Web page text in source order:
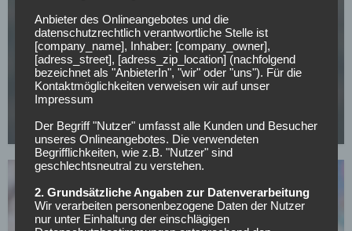
FC BAYERN MÜNCHEN
CL-Sieg und dann weg? PSG-Star im Visier von
europäischen Topklubs
08.05.2026
Anbieter des Onlineangebotes und die
datenschutzrechtlich verantwortliche Stelle ist
[company_name], Inhaber: [company_owner],
[adress_street], [adress_zip_location] (nachfolgend
bezeichnet als "AnbieterIn", "wir" oder "uns"). Für die
Kontaktmöglichkeiten verweisen wir auf unser
Impressum
Der Begriff "Nutzer" umfasst alle Kunden und Besucher
unseres Onlineangebotes. Die verwendeten
Begrifflichkeiten, wie z.B. "Nutzer" sind
geschlechtsneutral zu verstehen.
2. Grundsätzliche Angaben zur Datenverarbeitung
Wir verarbeiten personenbezogene Daten der Nutzer
nur unter Einhaltung der einschlägigen